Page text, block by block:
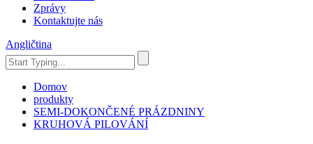
Zprávy
Kontaktujte nás
Angličtina
Domov
produkty
SEMI-DOKONČENÉ PRÁZDNINY
KRUHOVÁ PILOVÁNÍ